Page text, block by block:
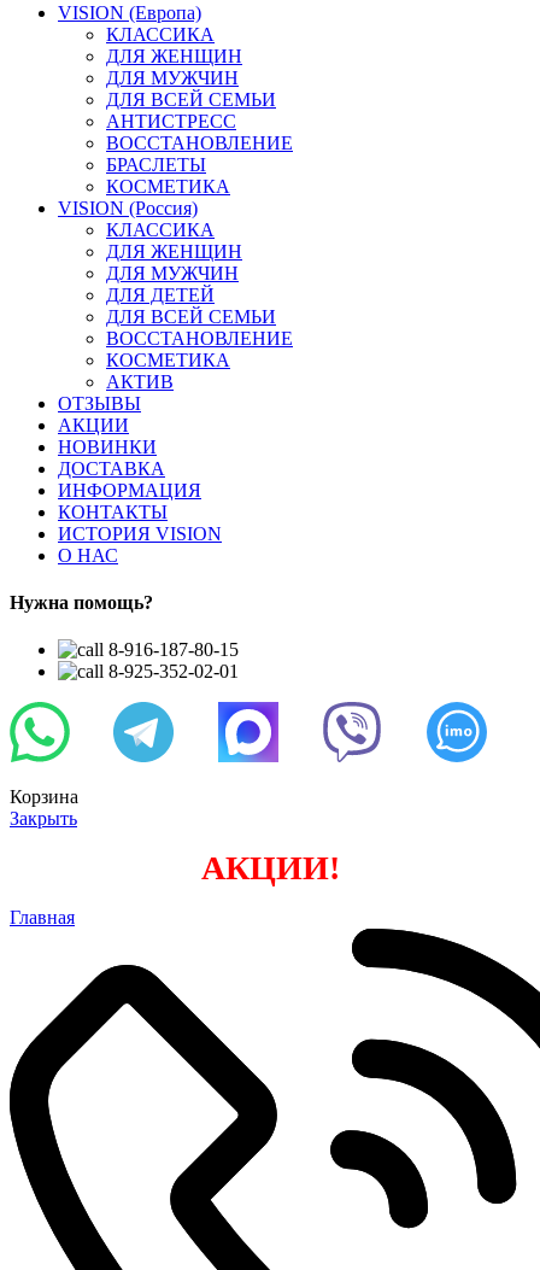
VISION (Европа)
КЛАССИКА
ДЛЯ ЖЕНЩИН
ДЛЯ МУЖЧИН
ДЛЯ ВСЕЙ СЕМЬИ
АНТИСТРЕСС
ВОССТАНОВЛЕНИЕ
БРАСЛЕТЫ
КОСМЕТИКА
VISION (Россия)
КЛАССИКА
ДЛЯ ЖЕНЩИН
ДЛЯ МУЖЧИН
ДЛЯ ДЕТЕЙ
ДЛЯ ВСЕЙ СЕМЬИ
ВОССТАНОВЛЕНИЕ
КОСМЕТИКА
АКТИВ
ОТЗЫВЫ
АКЦИИ
НОВИНКИ
ДОСТАВКА
ИНФОРМАЦИЯ
КОНТАКТЫ
ИСТОРИЯ VISION
О НАС
Нужна помощь?
8-916-187-80-15
8-925-352-02-01
Корзина
Закрыть
АКЦИИ!
Главная